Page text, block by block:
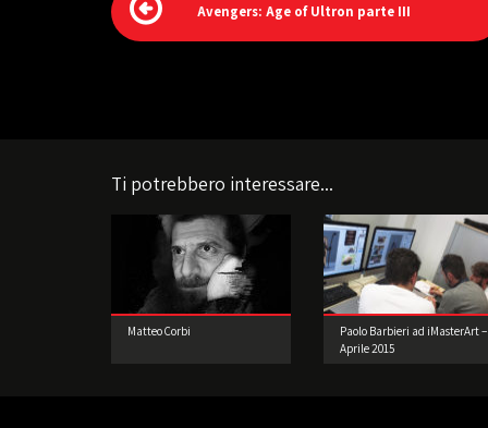
Avengers: Age of Ultron parte III
Ti potrebbero interessare...
Matteo Corbi
Paolo Barbieri ad iMasterArt –
Aprile 2015